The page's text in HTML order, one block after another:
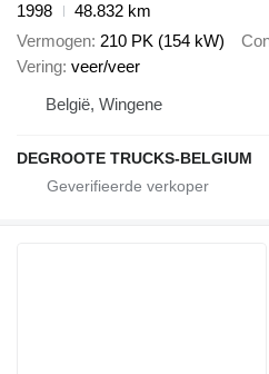
1998
48.832 km
Vermogen 210 PK (154 kW)
Vering veer/veer
België, Wingene
DEGROOTE TRUCKS-BELGIUM